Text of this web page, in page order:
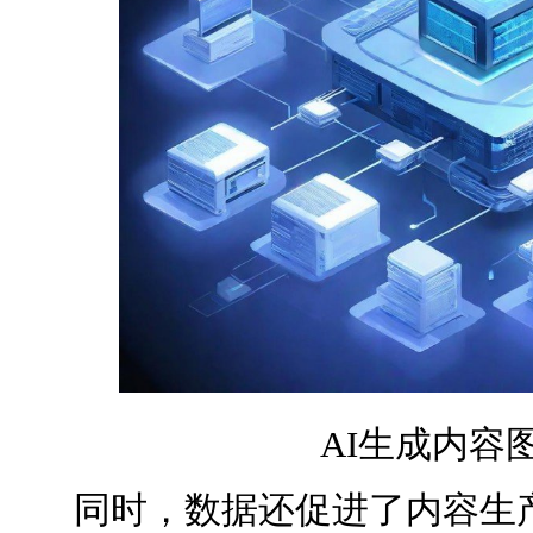
AI生成内容
同时，数据还促进了内容生